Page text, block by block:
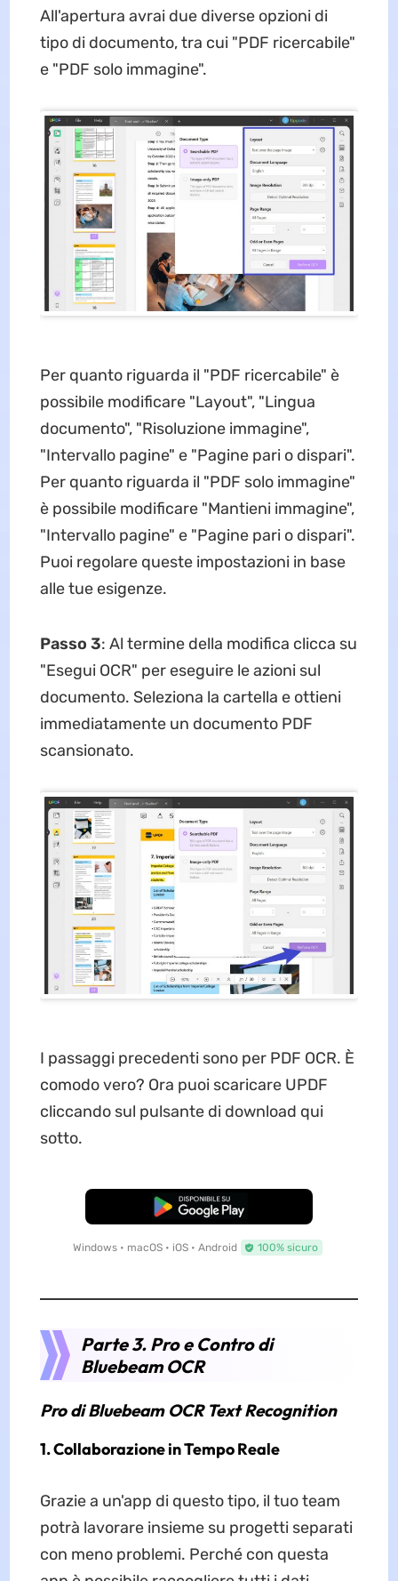
All'apertura avrai due diverse opzioni di
tipo di documento, tra cui "PDF ricercabile"
e "PDF solo immagine".
Per quanto riguarda il "PDF ricercabile" è
possibile modificare "Layout", "Lingua
documento", "Risoluzione immagine",
"Intervallo pagine" e "Pagine pari o dispari".
Per quanto riguarda il "PDF solo immagine"
è possibile modificare "Mantieni immagine",
"Intervallo pagine" e "Pagine pari o dispari".
Puoi regolare queste impostazioni in base
alle tue esigenze.
Passo 3: Al termine della modifica clicca su
"Esegui OCR" per eseguire le azioni sul
documento. Seleziona la cartella e ottieni
immediatamente un documento PDF
scansionato.
I passaggi precedenti sono per PDF OCR. È
comodo vero? Ora puoi scaricare UPDF
cliccando sul pulsante di download qui
sotto.
Download Gratis
Windows • macOS • iOS • Android 100% sicuro
Parte 3. Pro e Contro di
Bluebeam OCR
Pro di Bluebeam OCR Text Recognition
1. Collaborazione in Tempo Reale
Grazie a un'app di questo tipo, il tuo team
potrà lavorare insieme su progetti separati
con meno problemi. Perché con questa